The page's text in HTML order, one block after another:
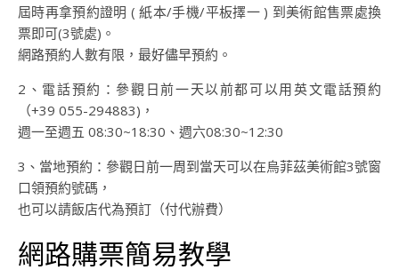
屆時再拿預約證明 ( 紙本/手機/平板擇一 ) 到美術館售票處換
票即可(3號處)。
網路預約人數有限，最好儘早預約。
2、電話預約：參觀日前一天以前都可以用英文電話預約
（+39 055-294883)，
週一至週五 08:30~18:30、週六08:30~12:30
3、當地預約：參觀日前一周到當天可以在烏菲茲美術館3號窗
口領預約號碼，
也可以請飯店代為預訂（付代辦費）
網路購票簡易教學